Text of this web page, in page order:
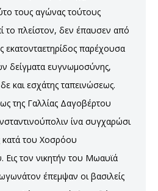
τους αγώνας τούτους
το πλείστον, δεν έπαυσεν από
εκατονταετηρίδος παρέχουσα
δείγματα ευγνωμοσύνης,
και εσχάτης ταπεινώσεως.
της Γαλλίας Δαγοβέρτου
ίνα συγχαρώσι
κατά του Χοσρόου
Εις τον νικητήν του Μωαυϊά
έπεμψαν οι βασιλείς